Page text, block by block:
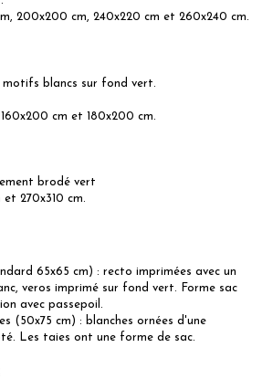
200x200 cm, 240x220 cm et 260x240 cm.
blancs sur fond vert.
cm et 180x200 cm.
brodé vert
270x310 cm.
65x65 cm) : recto imprimées avec un
veros imprimé sur fond vert. Forme sac
avec passepoil.
(50x75 cm) : blanches ornées d'une
Les taies ont une forme de sac.